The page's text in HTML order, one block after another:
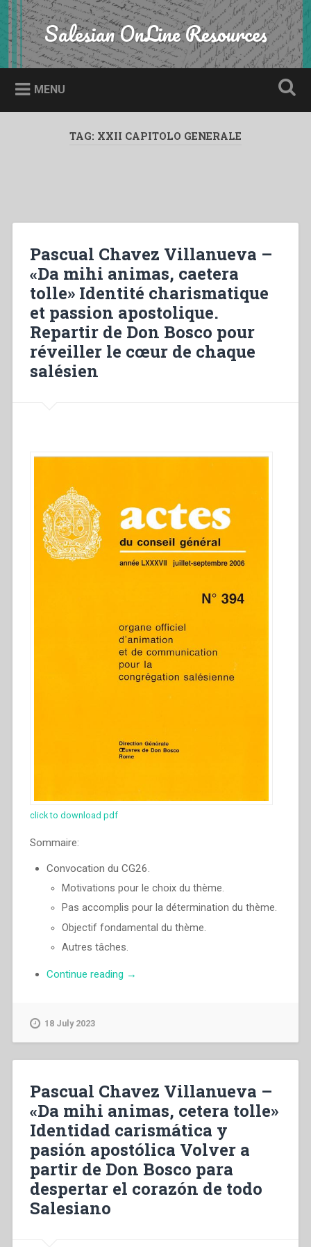
Skip
to
content
Search Salesian OnLine Resources
MENU
TAG: XXII CAPITOLO GENERALE
Pascual Chavez Villanueva –
«Da mihi animas, caetera
tolle» Identité charismatique
et passion apostolique.
Repartir de Don Bosco pour
réveiller le cœur de chaque
salésien
click to download pdf
Sommaire:
Convocation du CG26.
Motivations pour le choix du thème.
Pas accomplis pour la détermination du thème.
Objectif fondamental du thème.
Autres tâches.
Continue reading “Pascual
tolle»
Identité
charismatique
passion
apostolique.
Repartir
→
18 July 2023
Pascual Chavez Villanueva –
«Da mihi animas, cetera tolle»
Identidad carismática y
pasión apostólica Volver a
partir de Don Bosco para
despertar el corazón de todo
Salesiano